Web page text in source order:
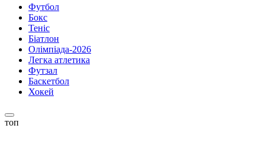
Футбол
Бокс
Теніс
Біатлон
Олімпіада-2026
Легка атлетика
Футзал
Баскетбол
Хокей
топ